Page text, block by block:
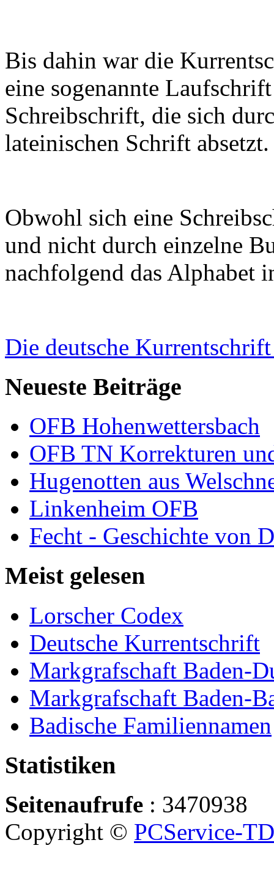
Bis dahin war die
eine sogenannte
Schreibschrift, die sich
lateinischen Schrift absetzt.
Obwohl sich eine
und nicht durch einzelne
nachfolgend das Alphabet
Die deutsche
Neueste Beiträge
OFB Hohenwettersbach
OFB TN Korrekturen
Hugenotten aus
Linkenheim OFB
Fecht - Geschichte von
Meist gelesen
Lorscher Codex
Deutsche Kurrentschrift
Markgrafschaft Baden-
Markgrafschaft Baden-
Badische Familiennamen
Statistiken
Seitenaufrufe : 3470938
Copyright © PCService-TD